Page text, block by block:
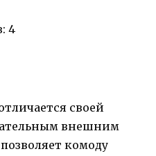
4
своей
внешним
комоду